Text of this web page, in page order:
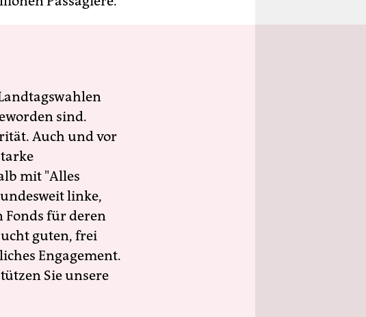
sind.
Auch und vor
mit "Alles
linke,
Fonds für deren
guten, frei
Engagement.
Sie unsere